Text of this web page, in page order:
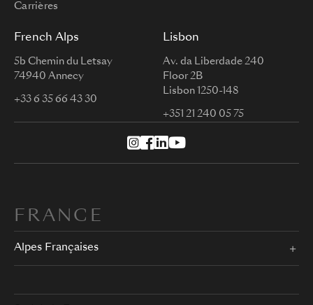
Carrières
French Alps
5b Chemin du Letsay
74940 Annecy
+33 6 35 66 43 30
Lisbon
Av. da Liberdade 240
Floor 2B
Lisbon 1250-148
+351 21 240 05 75
FRANCE
Alpes Françaises